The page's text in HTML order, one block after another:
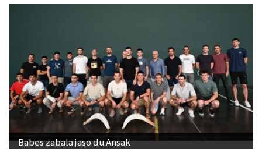
Babes zabala jaso du Ansak